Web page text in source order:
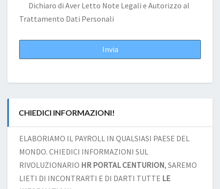
Dichiaro di Aver Letto Note Legali e Autorizzo al
Trattamento Dati Personali
CHIEDICI INFORMAZIONI!
ELABORIAMO IL PAYROLL IN QUALSIASI PAESE DEL
MONDO. CHIEDICI INFORMAZIONI SUL
RIVOLUZIONARIO HR PORTAL CENTURION, SAREMO
LIETI DI INCONTRARTI E DI DARTI TUTTE LE